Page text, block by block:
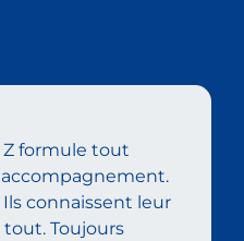
Techni’dem pour
L’équipe s’est
Le travail a
de l’art. Equipe